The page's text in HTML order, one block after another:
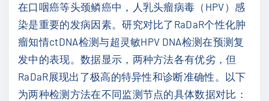
在口咽癌等头颈鳞癌中，人乳头瘤病毒（HPV）感
染是重要的发病因素。研究对比了RaDaR个性化肿
瘤知情ctDNA检测与超灵敏HPV DNA检测在预测复
发中的表现。数据显示，两种方法各有优劣，但
RaDaR展现出了极高的特异性和诊断准确性。以下
为两种检测方法在不同监测节点的具体数据对比：